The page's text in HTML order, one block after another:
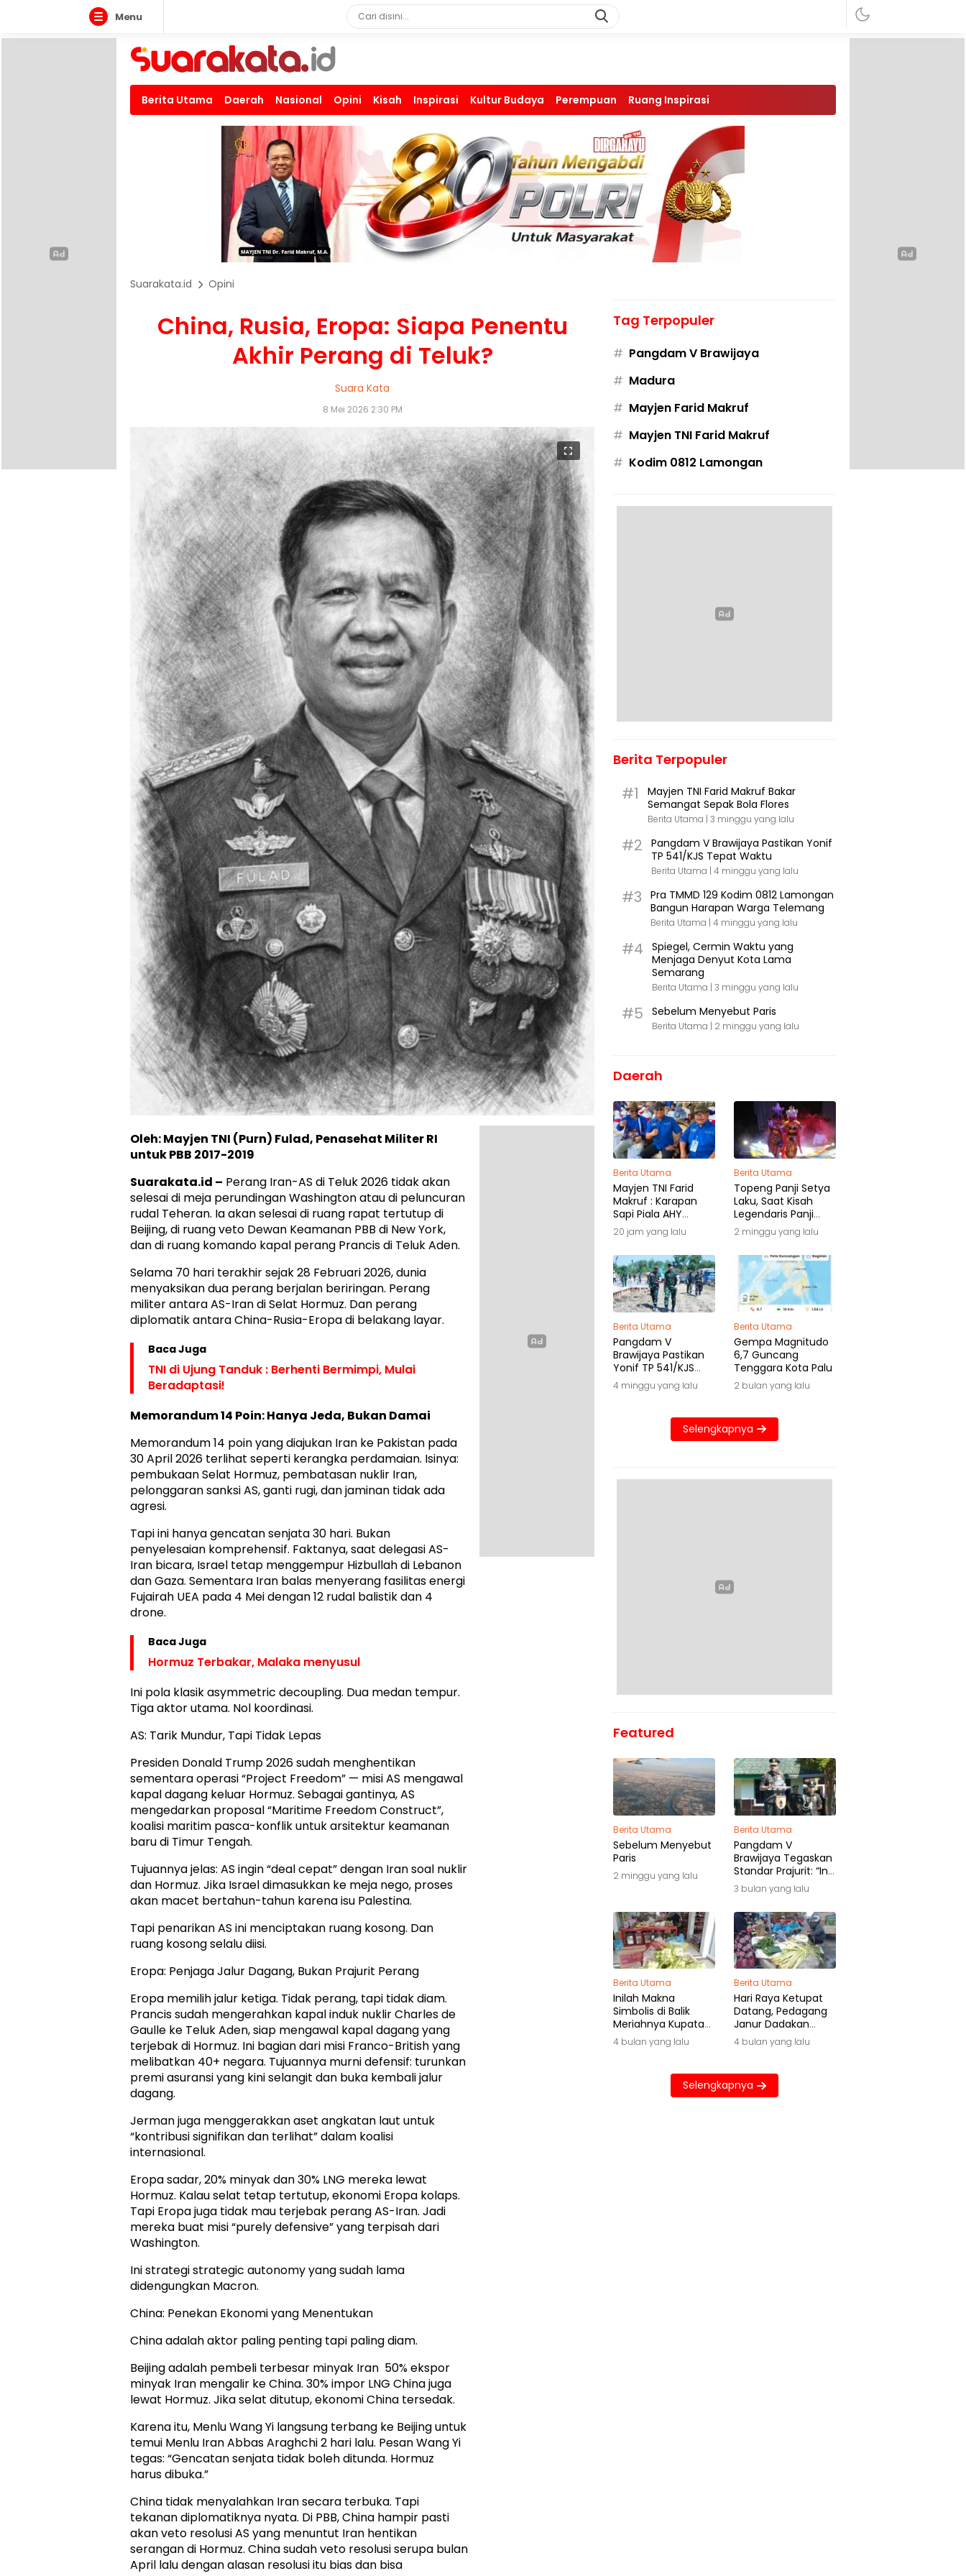
Menu
Berita Utama Daerah Nasional Opini Kisah Inspirasi Kultur Budaya Perempuan Ruang Inspirasi
Suarakata.id Opini
China, Rusia, Eropa: Siapa Penentu
Akhir Perang di Teluk?
Suara Kata
8 Mei 2026 2:30 PM
Oleh: Mayjen TNI (Purn) Fulad, Penasehat Militer RI
untuk PBB 2017-2019
Suarakata.id – Perang Iran-AS di Teluk 2026 tidak akan
selesai di meja perundingan Washington atau di peluncuran
rudal Teheran. Ia akan selesai di ruang rapat tertutup di
Beijing, di ruang veto Dewan Keamanan PBB di New York,
dan di ruang komando kapal perang Prancis di Teluk Aden.
Selama 70 hari terakhir sejak 28 Februari 2026, dunia
menyaksikan dua perang berjalan beriringan. Perang
militer antara AS-Iran di Selat Hormuz. Dan perang
diplomatik antara China-Rusia-Eropa di belakang layar.
Baca Juga
TNI di Ujung Tanduk : Berhenti Bermimpi, Mulai
Beradaptasi!
Memorandum 14 Poin: Hanya Jeda, Bukan Damai
Memorandum 14 poin yang diajukan Iran ke Pakistan pada
30 April 2026 terlihat seperti kerangka perdamaian. Isinya:
pembukaan Selat Hormuz, pembatasan nuklir Iran,
pelonggaran sanksi AS, ganti rugi, dan jaminan tidak ada
agresi.
Tapi ini hanya gencatan senjata 30 hari. Bukan
penyelesaian komprehensif. Faktanya, saat delegasi AS-
Iran bicara, Israel tetap menggempur Hizbullah di Lebanon
dan Gaza. Sementara Iran balas menyerang fasilitas energi
Fujairah UEA pada 4 Mei dengan 12 rudal balistik dan 4
drone.
Baca Juga
Hormuz Terbakar, Malaka menyusul
Ini pola klasik asymmetric decoupling. Dua medan tempur.
Tiga aktor utama. Nol koordinasi.
AS: Tarik Mundur, Tapi Tidak Lepas
Presiden Donald Trump 2026 sudah menghentikan
sementara operasi “Project Freedom” — misi AS mengawal
kapal dagang keluar Hormuz. Sebagai gantinya, AS
mengedarkan proposal “Maritime Freedom Construct”,
koalisi maritim pasca-konflik untuk arsitektur keamanan
baru di Timur Tengah.
Tujuannya jelas: AS ingin “deal cepat” dengan Iran soal nuklir
dan Hormuz. Jika Israel dimasukkan ke meja nego, proses
akan macet bertahun-tahun karena isu Palestina.
Tapi penarikan AS ini menciptakan ruang kosong. Dan
ruang kosong selalu diisi.
Eropa: Penjaga Jalur Dagang, Bukan Prajurit Perang
Eropa memilih jalur ketiga. Tidak perang, tapi tidak diam.
Prancis sudah mengerahkan kapal induk nuklir Charles de
Gaulle ke Teluk Aden, siap mengawal kapal dagang yang
terjebak di Hormuz. Ini bagian dari misi Franco-British yang
melibatkan 40+ negara. Tujuannya murni defensif: turunkan
premi asuransi yang kini selangit dan buka kembali jalur
dagang.
Jerman juga menggerakkan aset angkatan laut untuk
“kontribusi signifikan dan terlihat” dalam koalisi
internasional.
Eropa sadar, 20% minyak dan 30% LNG mereka lewat
Hormuz. Kalau selat tetap tertutup, ekonomi Eropa kolaps.
Tapi Eropa juga tidak mau terjebak perang AS-Iran. Jadi
mereka buat misi “purely defensive” yang terpisah dari
Washington.
Ini strategi strategic autonomy yang sudah lama
didengungkan Macron.
China: Penekan Ekonomi yang Menentukan
China adalah aktor paling penting tapi paling diam.
Beijing adalah pembeli terbesar minyak Iran 50% ekspor
minyak Iran mengalir ke China. 30% impor LNG China juga
lewat Hormuz. Jika selat ditutup, ekonomi China tersedak.
Karena itu, Menlu Wang Yi langsung terbang ke Beijing untuk
temui Menlu Iran Abbas Araghchi 2 hari lalu. Pesan Wang Yi
tegas: “Gencatan senjata tidak boleh ditunda. Hormuz
harus dibuka.”
China tidak menyalahkan Iran secara terbuka. Tapi
tekanan diplomatiknya nyata. Di PBB, China hampir pasti
akan veto resolusi AS yang menuntut Iran hentikan
serangan di Hormuz. China sudah veto resolusi serupa bulan
April lalu dengan alasan resolusi itu bias dan bisa
Tag Terpopuler
# Pangdam V Brawijaya
# Madura
# Mayjen Farid Makruf
# Mayjen TNI Farid Makruf
# Kodim 0812 Lamongan
Berita Terpopuler
#1
Mayjen TNI Farid Makruf Bakar
Semangat Sepak Bola Flores
Berita Utama | 3 minggu yang lalu
#2
Pangdam V Brawijaya Pastikan Yonif
TP 541/KJS Tepat Waktu
Berita Utama | 4 minggu yang lalu
#3
Pra TMMD 129 Kodim 0812 Lamongan
Bangun Harapan Warga Telemang
Berita Utama | 4 minggu yang lalu
#4
Spiegel, Cermin Waktu yang
Menjaga Denyut Kota Lama
Semarang
Berita Utama | 3 minggu yang lalu
#5 Sebelum Menyebut Paris
Berita Utama | 2 minggu yang lalu
Daerah
Berita Utama
Mayjen TNI Farid
Makruf : Karapan
Sapi Piala AHY
Menjaga Warisan
Madura
20 jam yang lalu
Berita Utama
Topeng Panji Setya
Laku, Saat Kisah
Legendaris Panji
Kembali Menyapa
Malang
2 minggu yang lalu
Berita Utama
Pangdam V
Brawijaya Pastikan
Yonif TP 541/KJS
Tepat Waktu
4 minggu yang lalu
Berita Utama
Gempa Magnitudo
6,7 Guncang
Tenggara Kota Palu
2 bulan yang lalu
Selengkapnya
Featured
Berita Utama
Sebelum Menyebut
Paris
2 minggu yang lalu
Berita Utama
Pangdam V
Brawijaya Tegaskan
Standar Prajurit: “Ini
Awal Pengabdian,
Bukan Akhir
Perjalanan”
3 bulan yang lalu
Berita Utama
Inilah Makna
Simbolis di Balik
Meriahnya Kupatan
di Jawa
4 bulan yang lalu
Berita Utama
Hari Raya Ketupat
Datang, Pedagang
Janur Dadakan
Raup Untung Besar
4 bulan yang lalu
Selengkapnya